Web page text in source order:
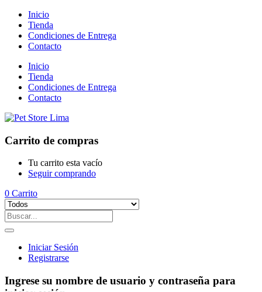
Inicio
Tienda
Condiciones de Entrega
Contacto
Inicio
Tienda
Condiciones de Entrega
Contacto
Carrito de compras
Tu carrito esta vacío
Seguir comprando
0 Carrito
Iniciar Sesión
Registrarse
Ingrese su nombre de usuario y contraseña para